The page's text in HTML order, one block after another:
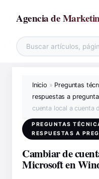
Agencia de
Inicio » Preguntas
respuestas a
cuenta local a cuenta
PREGUNTAS
RESPUESTAS A
Cambiar de
Microsoft en